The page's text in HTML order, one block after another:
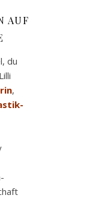
AUF
du
,